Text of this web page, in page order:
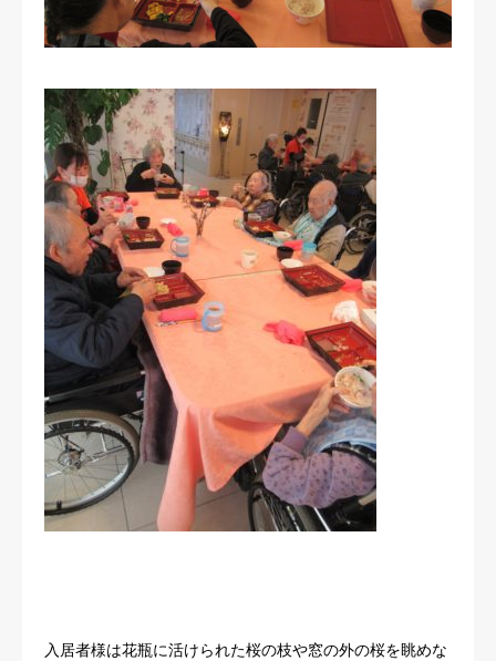
入居者様は花瓶に活けられた桜の枝や窓の外の桜を眺めな